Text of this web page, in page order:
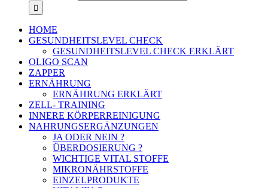
HOME
GESUNDHEITSLEVEL CHECK
GESUNDHEITSLEVEL CHECK ERKLÄRT
OLIGO SCAN
ZAPPER
ERNÄHRUNG
ERNÄHRUNG ERKLÄRT
ZELL- TRAINING
INNERE KÖRPERREINIGUNG
NAHRUNGSERGÄNZUNGEN
JA ODER NEIN ?
ÜBERDOSIERUNG ?
WICHTIGE VITAL STOFFE
MIKRONÄHRSTOFFE
EINZELPRODUKTE